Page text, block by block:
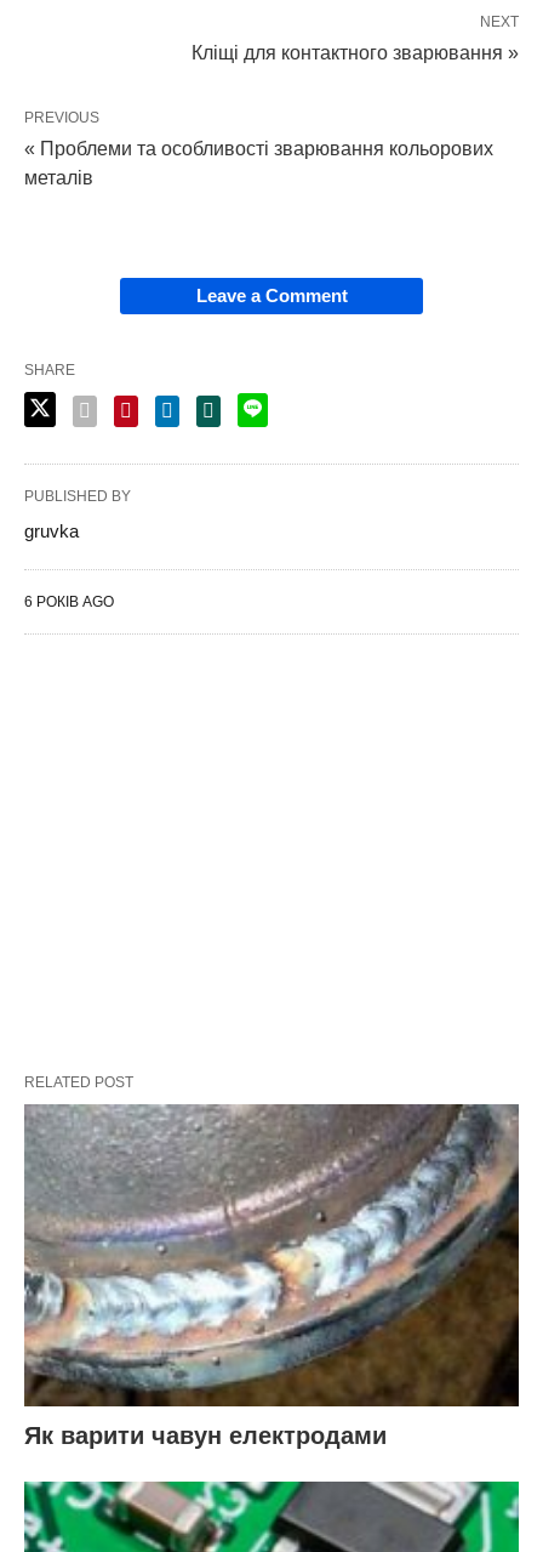
NEXT
Кліщі для контактного зварювання »
PREVIOUS
« Проблеми та особливості зварювання кольорових
металів
Leave a Comment
SHARE
PUBLISHED BY
gruvka
6 РОКІВ AGO
RELATED POST
Як варити чавун електродами